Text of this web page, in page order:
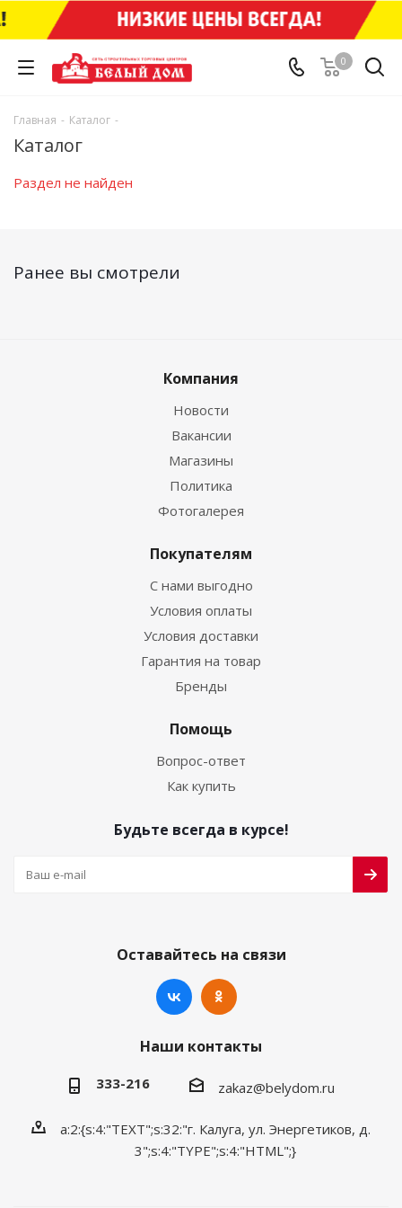
0
Главная - Каталог -
Каталог
Раздел не найден
Ранее вы смотрели
Компания
Новости
Вакансии
Магазины
Политика
Фотогалерея
Покупателям
С нами выгодно
Условия оплаты
Условия доставки
Гарантия на товар
Бренды
Помощь
Вопрос-ответ
Как купить
Будьте всегда в курсе!
Оставайтесь на связи
Наши контакты
333-216 zakaz@belydom.ru
a:2:{s:4:"TEXT";s:32:"г. Калуга, ул. Энергетиков, д.
3";s:4:"TYPE";s:4:"HTML";}